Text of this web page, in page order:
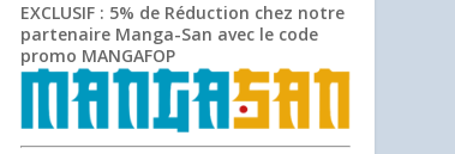
EXCLUSIF : 5% de Réduction chez notre
partenaire Manga-San avec le code
promo MANGAFOP